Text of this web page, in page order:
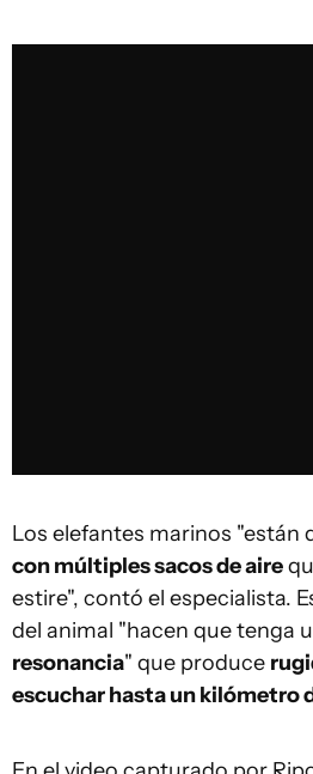
Los elefantes marinos "están
con múltiples sacos de aire
estire", contó el especialista.
del animal "hacen que tenga
resonancia" que produce
escuchar hasta un kilómetro